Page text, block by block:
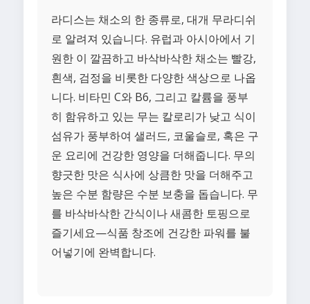
라디스는 채소의 한 종류로, 대개 무라디쉬
로 알려져 있습니다. 유럽과 아시아에서 기
원한 이 깔끔하고 바삭바삭한 채소는 빨강,
흰색, 검정을 비롯한 다양한 색상으로 나옵
니다. 비타민 C와 B6, 그리고 칼륨을 풍부
히 함유하고 있는 무는 칼로리가 낮고 식이
섬유가 풍부하여 샐러드, 코울슬로, 혹은 구
운 요리에 건강한 영양을 더해줍니다. 무의
향긋한 맛은 식사에 상큼한 맛을 더해주고
높은 수분 함량은 수분 보충을 돕습니다. 무
를 바삭바삭한 간식이나 새콤한 토핑으로
즐기세요—식품 창조에 건강한 파워를 불
어넣기에 완벽합니다.